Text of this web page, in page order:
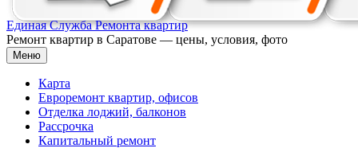
Единая Служба Ремонта квартир
Ремонт квартир в Саратове — цены, условия, фото
Меню
Карта
Евроремонт квартир, офисов
Отделка лоджий, балконов
Рассрочка
Капитальный ремонт